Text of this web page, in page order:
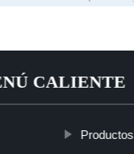
CALIENTE
Productos